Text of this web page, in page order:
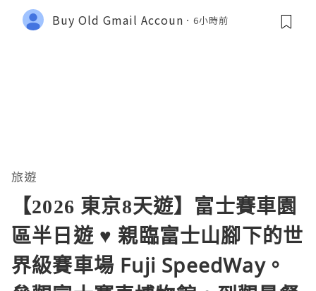
Buy Old Gmail Accoun 6小時前
旅遊
【2026 東京8天遊】富士賽車園
區半日遊 ♥ 親臨富士山腳下的世
界級賽車場 Fuji SpeedWay。